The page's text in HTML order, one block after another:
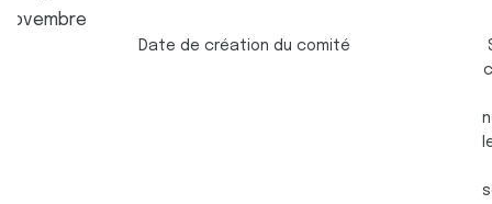
Date de création du comité
Novembre